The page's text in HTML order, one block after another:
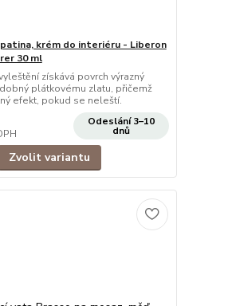
krém do interiéru - Liberon
30 ml
získává povrch výrazný
plátkovému zlatu, přičemž
efekt, pokud se neleští.
Odeslání 3–10
dnů
Zvolit variantu